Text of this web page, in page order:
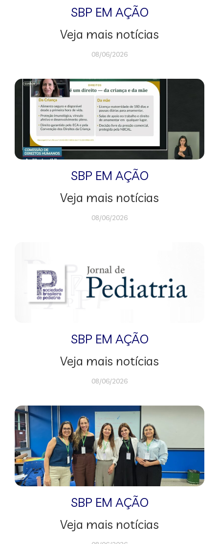
SBP EM AÇÃO
Veja mais notícias
08/06/2026
SBP EM AÇÃO
Veja mais notícias
08/06/2026
SBP EM AÇÃO
Veja mais notícias
08/06/2026
SBP EM AÇÃO
Veja mais notícias